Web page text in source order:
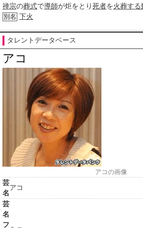
禅宗の葬式で導師が炬をとり死者を火葬する
別名 下火
タレントデータベース
アコ
アコの画像
芸
名
アコ
芸
名
フ